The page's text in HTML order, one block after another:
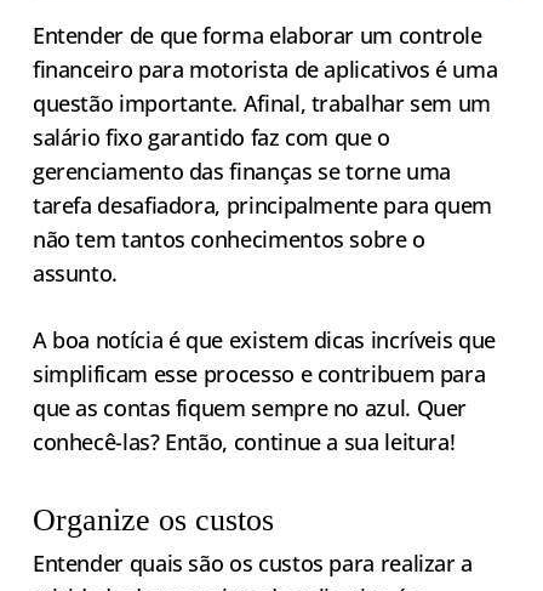
Entender de que forma elaborar um controle
financeiro para motorista de aplicativos é uma
questão importante. Afinal, trabalhar sem um
salário fixo garantido faz com que o
gerenciamento das finanças se torne uma
tarefa desafiadora, principalmente para quem
não tem tantos conhecimentos sobre o
assunto.
A boa notícia é que existem dicas incríveis que
simplificam esse processo e contribuem para
que as contas fiquem sempre no azul. Quer
conhecê-las? Então, continue a sua leitura!
Organize os custos
Entender quais são os custos para realizar a